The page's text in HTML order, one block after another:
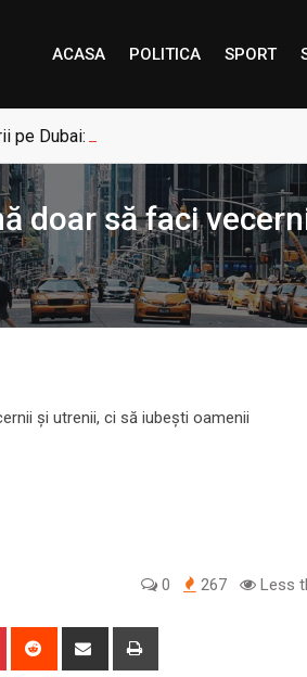
ACASA POLITICA SPORT
Dubai: „Uneori, Paradisul este mai
doar să faci
0 267 Less
Pinterest Reddit
Share